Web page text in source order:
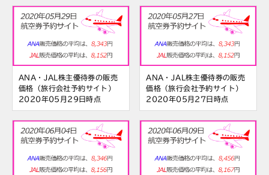
ANA・JAL株主優待券の販売
価格（旅行会社予約サイト）
2020年05月29日時点
ANA・JAL株主優待券の販売
価格（旅行会社予約サイト）
2020年05月27日時点